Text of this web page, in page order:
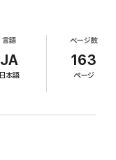
言語
JA
日本語
ページ数
163
ページ